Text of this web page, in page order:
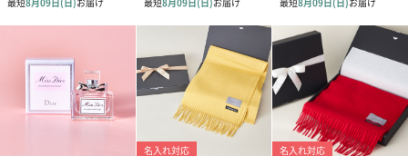
トップノート：イタリアンマンダリン、ベルガモット、ゲラニウ
ムエッセンス
ミドルノート：グラースローズ、ダマスクローズ
ラストノート：ホワイトムスク